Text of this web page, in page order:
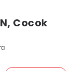
Cocok